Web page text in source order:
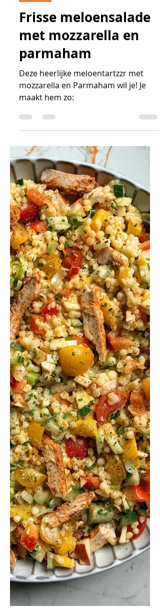
Joke & Félien
Lunch
Frisse meloensalade
met mozzarella en
Deze heerlijke meloentartzzr met
mozzarella en Parmaham wil je! Je
maakt hem zo: